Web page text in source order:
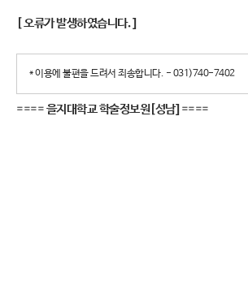
[ 오류가 발생하였습니다. ]
* 이용에 불편을 드려서 죄송합니다. - 031)740-7402
====을지대학교 학술정보원[성남] ====